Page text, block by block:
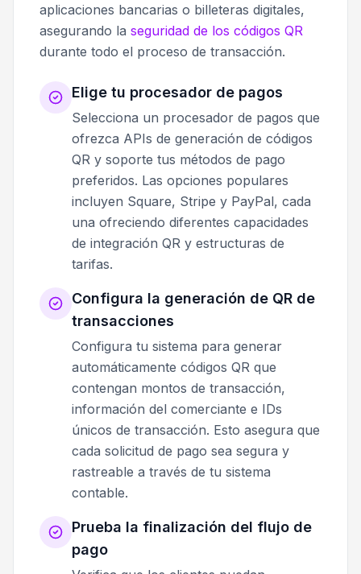
aplicaciones bancarias o billeteras digitales,
asegurando la seguridad de los códigos QR
durante todo el proceso de transacción.
Elige tu procesador de pagos
Selecciona un procesador de pagos que
ofrezca APIs de generación de códigos
QR y soporte tus métodos de pago
preferidos. Las opciones populares
incluyen Square, Stripe y PayPal, cada
una ofreciendo diferentes capacidades
de integración QR y estructuras de
tarifas.
Configura la generación de QR de
transacciones
Configura tu sistema para generar
automáticamente códigos QR que
contengan montos de transacción,
información del comerciante e IDs
únicos de transacción. Esto asegura que
cada solicitud de pago sea segura y
rastreable a través de tu sistema
contable.
Prueba la finalización del flujo de
pago